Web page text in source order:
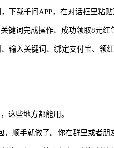
下载千问 APP，在对话框里粘
键词完成操作、成功领取8元红
输入关键词、绑定支付宝、
这些地方都能用。
，顺手就做了。你在群里或者朋